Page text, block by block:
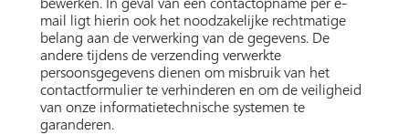
mail ligt hierin ook het noodzakelijke rechtmatige
belang aan de verwerking van de gegevens. De
andere tijdens de verzending verwerkte
persoonsgegevens dienen om misbruik van het
contactformulier te verhinderen en om de veiligheid
van onze informatietechnische systemen te
garanderen.